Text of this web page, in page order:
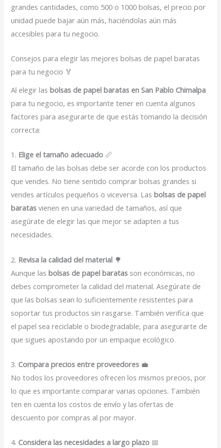
grandes cantidades, como 500 o 1000 bolsas, el precio por
unidad puede bajar aún más, haciéndolas aún más
accesibles para tu negocio.
Consejos para elegir las mejores bolsas de papel baratas
para tu negocio 🏅
Al elegir lasbolsas de papel baratas en San Pablo Chimalpa
para tu negocio, es importante tener en cuenta algunos
factores para asegurarte de que estás tomando la decisión
correcta:
1. Elige el tamaño adecuado 📏
El tamaño de las bolsas debe ser acorde con los productos
que vendes. No tiene sentido comprar bolsas grandes si
vendes artículos pequeños o viceversa. Lasbolsas de papel
baratas vienen en una variedad de tamaños, así que
asegúrate de elegir las que mejor se adapten a tus
necesidades.
2. Revisa la calidad del material 🌳
Aunque lasbolsas de papel baratas son económicas, no
debes comprometer la calidad del material. Asegúrate de
que las bolsas sean lo suficientemente resistentes para
soportar tus productos sin rasgarse. También verifica que
el papel sea reciclable o biodegradable, para asegurarte de
que sigues apostando por un empaque ecológico.
3. Compara precios entre proveedores 💼
No todos los proveedores ofrecen los mismos precios, por
lo que es importante comparar varias opciones. También
ten en cuenta los costos de envío y las ofertas de
descuento por compras al por mayor.
4. Considera las necesidades a largo plazo 📅